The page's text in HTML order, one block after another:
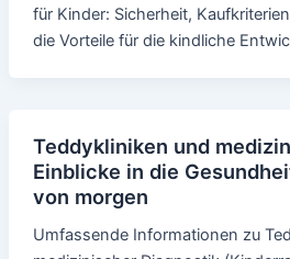
für Kinder: Sicherheit,
die Vorteile für die kindliche
Teddykliniken und
Einblicke in die
von morgen
Umfassende Informationen zu